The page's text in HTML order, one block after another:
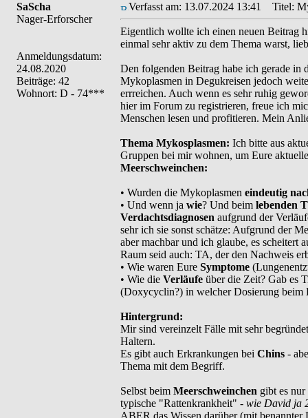
SaScha
Nager-Erforscher
Anmeldungsdatum:
24.08.2020
Beiträge: 42
Wohnort: D - 74***
Verfasst am: 13.07.2024 13:41 Titel:
Eigentlich wollte ich einen neuen Beitrag
einmal sehr aktiv zu dem Thema warst,
Den folgenden Beitrag habe ich gerade in
Mykoplasmen in Degukreisen jedoch
errreichen. Auch wenn es sehr ruhig
hier im Forum zu registrieren, freue ich
Menschen lesen und profitieren. Mein
Thema Mykosplasmen: Ich bitte aus
Gruppen bei mir wohnen, um Eure
Meerschweinchen:
• Wurden die Mykoplasmen eindeutig
• Und wenn ja wie? Und beim lebenden
Verdachtsdiagnosen aufgrund der
sehr ich sie sonst schätze: Aufgrund der
aber machbar und ich glaube, es scheitert
Raum seid auch: TA, der den Nachweis
• Wie waren Eure Symptome
• Wie die Verläufeüber die Zeit? Gab es
(Doxycyclin?) in welcher Dosierung beim
Hintergrund:
Mir sind vereinzelt Fälle mit sehr
Haltern.
Es gibt auch Erkrankungen bei Chins -
Thema mit dem Begriff.
Selbst beim Meerschweinchen gibt es
typische "Rattenkrankheit" - wie David ja
ABER das Wissen darüber (mit